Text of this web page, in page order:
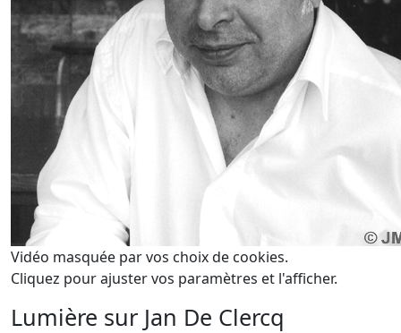
Vidéo masquée par vos choix de cookies.
Cliquez pour ajuster vos paramètres et l'afficher.
Lumière sur Jan De Clercq